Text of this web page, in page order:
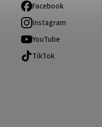
Facebook
Instagram
YouTube
TikTok